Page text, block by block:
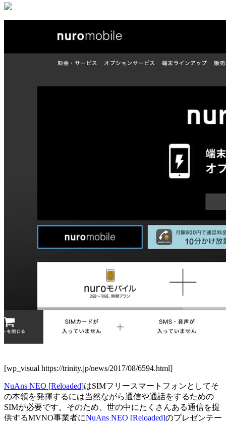
[wp_visual https://trinity.jp/news/2017/08/6594.html]
NuAns NEO [Reloaded]はSIMフリースマートフォンとしてそ
の本領を発揮するには当然ながら通信や通話をするための
SIMが必要です。そのため、世の中にたくさんある通信を提
供するMVNO事業者にNuAns NEO [Reloaded]のプレゼンテー